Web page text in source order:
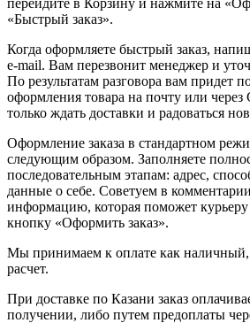
«Быстрый заказ».
Когда оформляете быстрый заказ,
e-mail. Вам перезвонит менеджер и
По результатам разговора вам придет
оформления товара на почту или
только ждать доставки и радоваться
Оформление заказа в стандартном
следующим образом. Заполняете
последовательным этапам: адрес,
данные о себе. Советуем в
информацию, которая поможет
кнопку «Оформить заказ».
Мы принимаем к оплате как наличный,
расчет.
При доставке по Казани заказ
получении, либо путем предоплаты